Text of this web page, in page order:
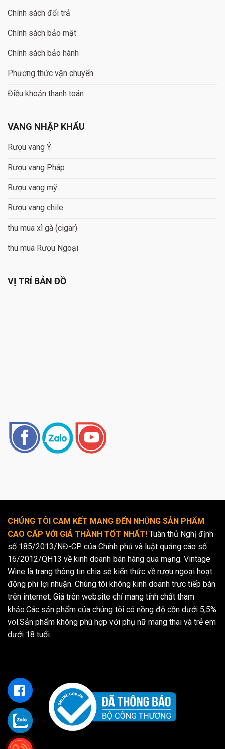
Chính sách đổi trả
Chính sách bảo mật
Chính sách bảo hành
Phương thức vận chuyển
Điều khoản thanh toán
VANG NHẬP KHẨU
Rượu vang Ý
Rượu vang Pháp
Rượu vang mỹ
Rượu vang chile
thu mua xì gà (cigar)
thu mua Rượu Ngoại
VỊ TRÍ BẢN ĐỒ
CHÚNG TÔI CAM KẾT MANG ĐẾN NHỮNG SẢN PHẨM
CAO CẤP VỚI GIÁ THÀNH TỐT NHẤT! Tuân thủ Nghị định
số 185/2013/NĐ-CP của Chính phủ và luật quảng cáo số
16/2012/QH13 về kinh doanh bán hàng qua mạng. Vintage
Wine là trang thông tin chia sẻ kiến thức về rượu ngoại hoạt
động phi lợi nhuận. Chúng tôi không kinh doanh trực tiếp bán
trên internet. Giá trên website chỉ mang tính chất tham
khảo.Các sản phẩm của chúng tôi có nồng độ cồn dưới 5,5%
vol.Sản phẩm không phù hợp với phụ nữ mang thai và trẻ em
dưới 18 tuổi.